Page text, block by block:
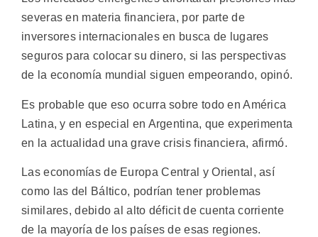
severas en materia financiera, por parte de
inversores internacionales en busca de lugares
seguros para colocar su dinero, si las perspectivas
de la economía mundial siguen empeorando, opinó.
Es probable que eso ocurra sobre todo en América
Latina, y en especial en Argentina, que experimenta
en la actualidad una grave crisis financiera, afirmó.
Las economías de Europa Central y Oriental, así
como las del Báltico, podrían tener problemas
similares, debido al alto déficit de cuenta corriente
de la mayoría de los países de esas regiones.